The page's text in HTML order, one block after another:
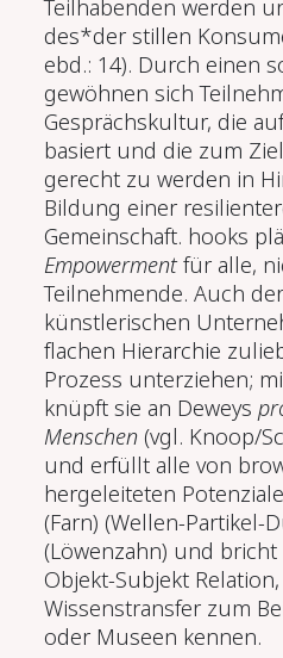
Teilhabenden werden
des*der stillen
ebd.: 14). Durch einen
gewöhnen sich
Gesprächskultur, die
basiert und die zum
gerecht zu werden in
Bildung einer
Gemeinschaft. hooks
Em­powermentfür alle,
Teilnehmende. Auch
künstlerischen
flachen Hierarchie
Prozess unterziehen;
knüpft sie an Deweys
Menschen (vgl. Knoop/
und erfüllt alle von
hergeleiteten
(Farn) (Wellen-Partikel-
(Löwenzahn) und
Objekt-Subjekt
Wissenstransfer zum
oder Museen kennen.